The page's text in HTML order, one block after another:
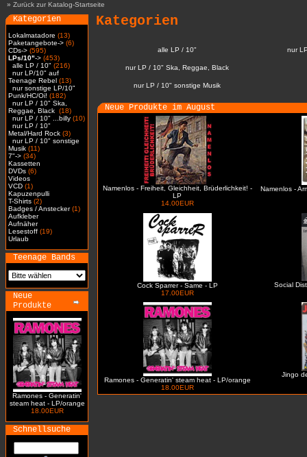
» Zurück zur Katalog-Startseite
Kategorien
Lokalmatadore (13)
Paketangebote-> (6)
CDs-> (595)
LPs/10"-> (453)
alle LP / 10" (216)
nur LP/10" auf
Teenage Rebel (13)
nur sonstige LP/10"
Punk/HC/Oi! (182)
nur LP / 10" Ska,
Reggae, Black (18)
nur LP / 10" ...billy (10)
nur LP / 10"
Metal/Hard Rock (3)
nur LP / 10" sonstige
Musik (11)
7"-> (34)
Kassetten
DVDs (6)
Videos
VCD (1)
Kapuzenpulli
T-Shirts (2)
Badges / Anstecker(1)
Aufkleber
Aufnäher
Lesestoff (19)
Urlaub
Teenage Bands
Neue
Produkte
Ramones - Generatin'
steam heat - LP/orange
18.00EUR
Schnellsuche
Kategorien
alle LP / 10" nur
nur LP / 10" Ska, Reggae, Black
nur LP / 10" sonstige Musik
Neue Produkte im August
Namenlos - Freiheit, Gleichheit, Brüderlichkeit! -
LP
14.00EUR
Namenlos -
Cock Sparrer - Same - LP
17.00EUR
Social
Ramones - Generatin' steam heat - LP/orange
18.00EUR
Jingo